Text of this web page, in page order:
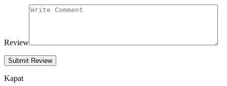
Review
Kapat